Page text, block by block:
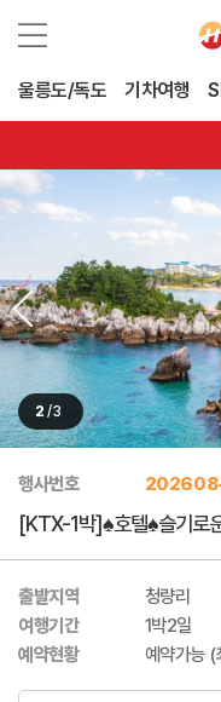
울릉도/독도 기차여행
3 /3
행사번호
[KTX-1박]♠호텔♠슬기로
출발지역
청량리
여행기간
1박2일
예약현황
예약가능